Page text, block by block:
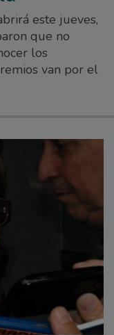
este jueves,
que no
los
van por el